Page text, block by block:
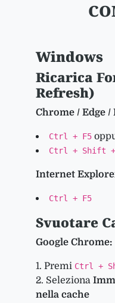
Windows
Ricarica
Refresh)
Chrome / Edge /
Ctrl + F5
Ctrl + Shift
Internet
Ctrl + F5
Svuotare
Google Chrome:
Premi Ctrl +
Seleziona
nella cache